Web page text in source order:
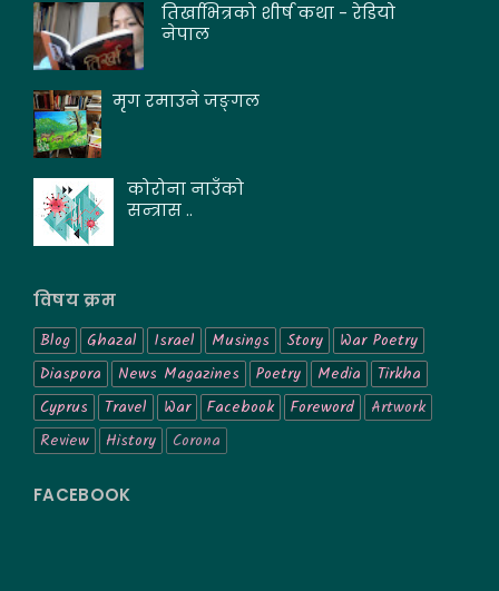
तिर्खाभित्रको शीर्ष कथा - रेडियो
नेपाल
मृग रमाउने जङ्गल
कोरोना नाउँको
सन्त्रास ..
विषय क्रम
Blog Ghazal Israel Musings Story
War Poetry
Diaspora
News Magazines Poetry Media
Tirkha
Cyprus
Travel War Facebook Foreword
Artwork
Review
History Corona
FACEBOOK